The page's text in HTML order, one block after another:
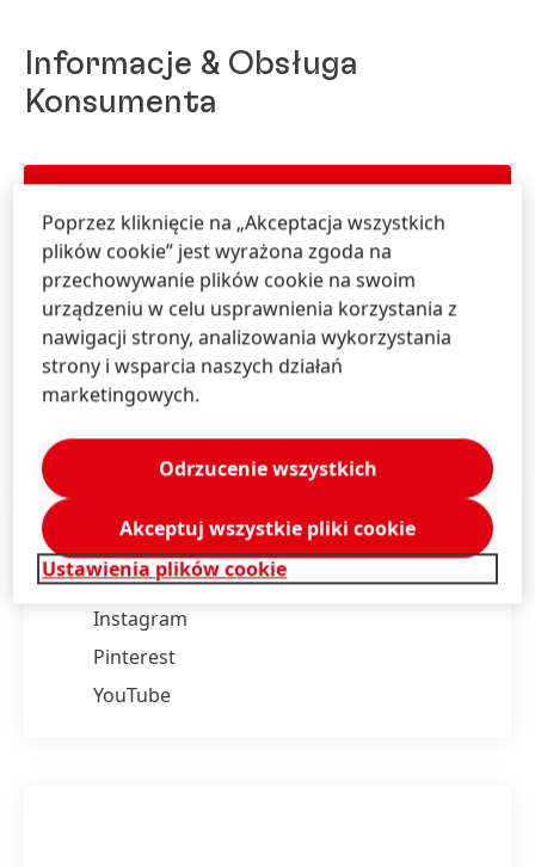
Informacje & Obsługa
Konsumenta
Skontaktuj się z nami!
Napisz do nas za pośrednictwem naszej strony
(22) 56 56 550
DOWIEDZ SIĘ WIĘCEJ
Śledź Schwarzkopf Professional w mediach
społecznościowych przez @schwarzkopfpro.pl
Facebook
Instagram
Pinterest
YouTube
Poprzez kliknięcie na „Akceptacja wszystkich
plików cookie” jest wyrażona zgoda na
przechowywanie plików cookie na swoim
urządzeniu w celu usprawnienia korzystania z
nawigacji strony, analizowania wykorzystania
strony i wsparcia naszych działań
marketingowych.
Ustawienia plików cookie
Odrzucenie wszystkich
Akceptuj wszystkie pliki cookie